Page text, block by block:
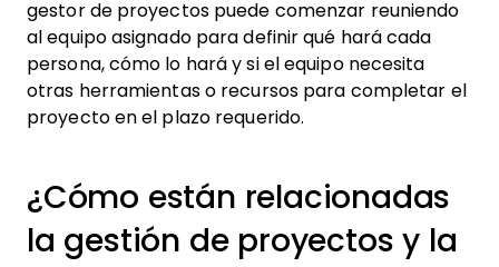
gestor de proyectos puede comenzar reuniendo
al equipo asignado para definir qué hará cada
persona, cómo lo hará y si el equipo necesita
otras herramientas o recursos para completar el
proyecto en el plazo requerido.
¿Cómo están relacionadas
la gestión de proyectos y la